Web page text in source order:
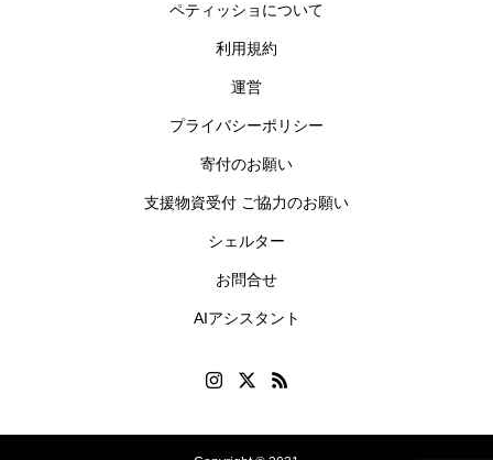
ペティッショについて
利用規約
運営
プライバシーポリシー
寄付のお願い
支援物資受付 ご協力のお願い
シェルター
お問合せ
AIアシスタント